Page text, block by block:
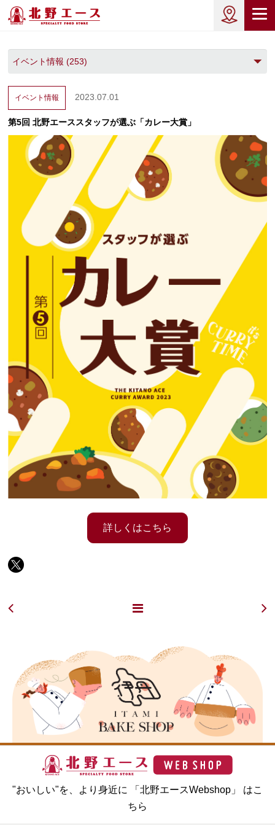
イベント情報 2023.07.01
第5回 北野エーススタッフが選ぶ「カレー大賞」
詳しくはこちら
"おいしい"を、より身近に 「北野エースWebshop」 はこ
ちら